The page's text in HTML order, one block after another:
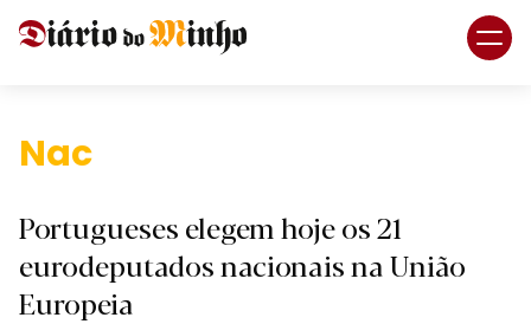
Nacional
Portugueses elegem hoje os 21
eurodeputados nacionais na União
Europeia